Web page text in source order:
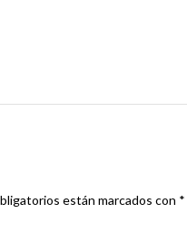
están marcados con *